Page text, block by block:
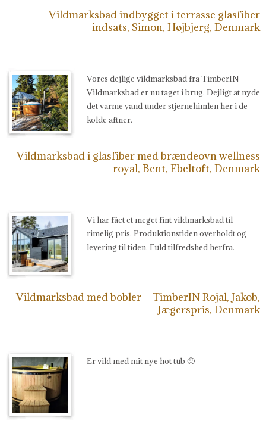
Vildmarksbad indbygget i terrasse glasfiber
indsats, Simon, Højbjerg, Denmark
Vores dejlige vildmarksbad fra TimberIN-
Vildmarksbad er nu taget i brug. Dejligt at nyde
det varme vand under stjernehimlen her i de
kolde aftner.
Vildmarksbad i glasfiber med brændeovn wellness
royal, Bent, Ebeltoft, Denmark
Vi har fået et meget fint vildmarksbad til
rimelig pris. Produktionstiden overholdt og
levering til tiden. Fuld tilfredshed herfra.
Vildmarksbad med bobler – TimberIN Rojal, Jakob,
Jægerspris, Denmark
Er vild med mit nye hot tub 🙂